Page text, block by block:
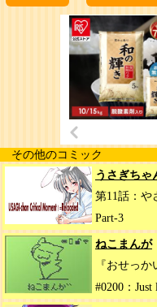
その他のコミック
うさぎちゃ
第11話：や
Part-3
ねこまんが
『おせっか
#0200：